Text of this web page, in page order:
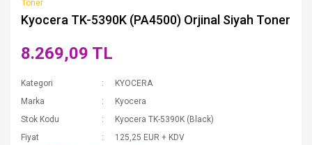
Kyocera TK-5390K (PA4500) Orjinal Siyah Toner
8.269,09 TL
Kategori
KYOCERA
Marka
Kyocera
Stok Kodu
Kyocera TK-5390K (Black)
Fiyat
125,25 EUR + KDV